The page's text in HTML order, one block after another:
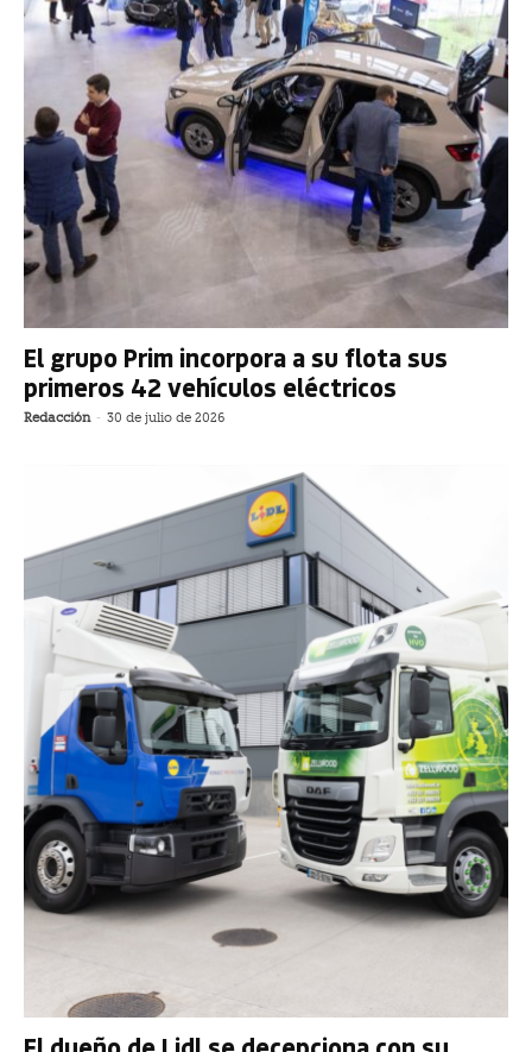
El grupo Prim incorpora a su flota sus
primeros 42 vehículos eléctricos
Redacción - 30 de julio de 2026